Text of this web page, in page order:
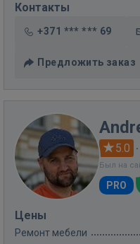
Контакты
+371 *** *** 69
Предложить заказ
5.0 ·
Был на
PRO
Цены
Ремонт мебели